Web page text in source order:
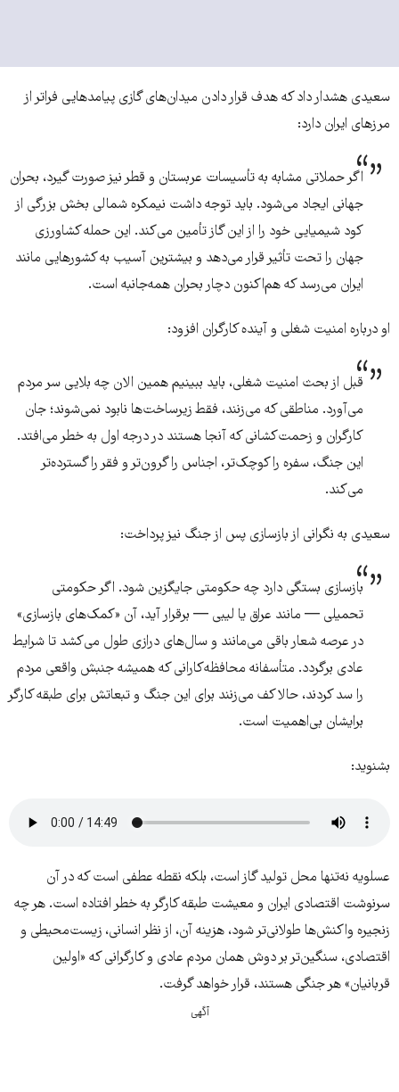
سعیدی هشدار داد که هدف قرار دادن میدان‌های گازی پیامدهایی فراتر از
مرزهای ایران دارد:
اگر حملاتی مشابه به تأسیسات عربستان و قطر نیز صورت گیرد، بحران
جهانی ایجاد می‌شود. باید توجه داشت نیمکره شمالی بخش بزرگی از
کود شیمیایی خود را از این گاز تأمین می‌کند. این حمله کشاورزی
جهان را تحت تأثیر قرار می‌دهد و بیشترین آسیب به کشورهایی مانند
ایران می‌رسد که هم‌اکنون دچار بحران همه‌جانبه است.
او درباره امنیت شغلی و آینده کارگران افزود:
قبل از بحث امنیت شغلی، باید ببینیم همین الان چه بلایی سر مردم
می‌آورد. مناطقی که می‌زنند، فقط زیرساخت‌ها نابود نمی‌شوند؛ جان
کارگران و زحمت‌کشانی که آنجا هستند در درجه اول به خطر می‌افتد.
این جنگ، سفره را کوچک‌تر، اجناس را گرون‌تر و فقر را گسترده‌تر
می‌کند.
سعیدی به نگرانی از بازسازی پس از جنگ نیز پرداخت:
بازسازی بستگی دارد چه حکومتی جایگزین شود. اگر حکومتی
تحمیلی — مانند عراق یا لیبی — برقرار آید، آن «کمک‌های بازسازی»
در عرصه شعار باقی می‌مانند و سال‌های درازی طول می‌کشد تا شرایط
عادی برگردد. متأسفانه محافظه‌کارانی که همیشه جنبش واقعی مردم
را سد کردند، حالا کف می‌زنند برای این جنگ و تبعاتش برای طبقه کارگر
برایشان بی‌اهمیت است.
بشنوید:
عسلویه نه‌تنها محل تولید گاز است، بلکه نقطه عطفی است که در آن
سرنوشت اقتصادی ایران و معیشت طبقه کارگر به خطر افتاده است. هر چه
زنجیره واکنش‌ها طولانی‌تر شود، هزینه آن، از نظر انسانی، زیست‌محیطی و
اقتصادی، سنگین‌تر بر دوش همان مردم عادی و کارگرانی که «اولین
قربانیان» هر جنگی هستند، قرار خواهد گرفت.
آگهی